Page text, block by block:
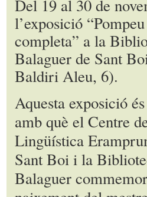
Del 19 al 30 de
l’exposició
completa” a la
Balaguer de Sant
Baldiri Aleu, 6).
Aquesta exposició
amb què el Centre
Lingüística
Sant Boi i la
Balaguer